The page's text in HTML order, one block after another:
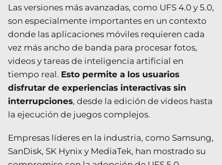
Las versiones más avanzadas, como UFS 4.0 y 5.0,
son especialmente importantes en un contexto
donde las aplicaciones móviles requieren cada
vez más ancho de banda para procesar fotos,
videos y tareas de inteligencia artificial en
tiempo real. Esto permite a los usuarios
disfrutar de experiencias interactivas sin
interrupciones, desde la edición de videos hasta
la ejecución de juegos complejos.
Empresas líderes en la industria, como Samsung,
SanDisk, SK Hynix y MediaTek, han mostrado su